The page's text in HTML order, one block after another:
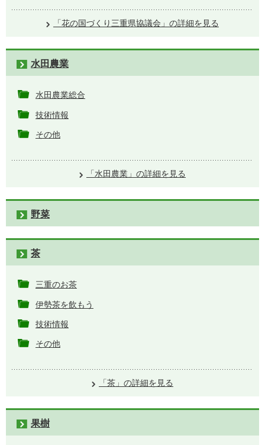
「花の国づくり三重県協議会」の詳細を見る
水田農業
水田農業総合
技術情報
その他
「水田農業」の詳細を見る
野菜
茶
三重のお茶
伊勢茶を飲もう
技術情報
その他
「茶」の詳細を見る
果樹